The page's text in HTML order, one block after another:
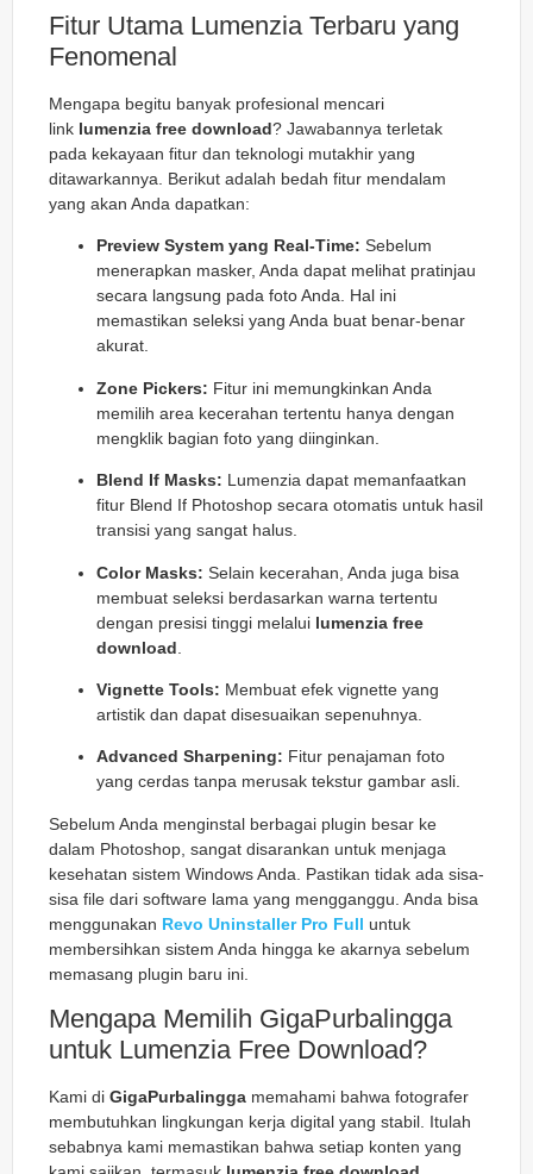
Fitur Utama Lumenzia Terbaru yang
Fenomenal
Mengapa begitu banyak profesional mencari
link lumenzia free download? Jawabannya terletak
pada kekayaan fitur dan teknologi mutakhir yang
ditawarkannya. Berikut adalah bedah fitur mendalam
yang akan Anda dapatkan:
Preview System yang Real-Time: Sebelum
menerapkan masker, Anda dapat melihat pratinjau
secara langsung pada foto Anda. Hal ini
memastikan seleksi yang Anda buat benar-benar
akurat.
Zone Pickers: Fitur ini memungkinkan Anda
memilih area kecerahan tertentu hanya dengan
mengklik bagian foto yang diinginkan.
Blend If Masks: Lumenzia dapat memanfaatkan
fitur Blend If Photoshop secara otomatis untuk hasil
transisi yang sangat halus.
Color Masks: Selain kecerahan, Anda juga bisa
membuat seleksi berdasarkan warna tertentu
dengan presisi tinggi melalui lumenzia free
download
Vignette Tools: Membuat efek vignette yang
artistik dan dapat disesuaikan sepenuhnya.
Advanced Sharpening: Fitur penajaman foto
yang cerdas tanpa merusak tekstur gambar asli.
Sebelum Anda menginstal berbagai plugin besar ke
dalam Photoshop, sangat disarankan untuk menjaga
kesehatan sistem Windows Anda. Pastikan tidak ada sisa-
sisa file dari software lama yang mengganggu. Anda bisa
menggunakan Revo Uninstaller Pro Full untuk
membersihkan sistem Anda hingga ke akarnya sebelum
memasang plugin baru ini.
Mengapa Memilih GigaPurbalingga
untuk Lumenzia Free Download?
Kami di GigaPurbalingga memahami bahwa fotografer
membutuhkan lingkungan kerja digital yang stabil. Itulah
sebabnya kami memastikan bahwa setiap konten yang